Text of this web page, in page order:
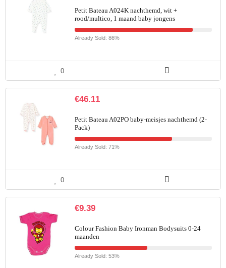
Petit Bateau A024K nachthemd, wit +
rood/multico, 1 maand baby jongens
Already Sold: 86%
0
€46.11
Petit Bateau A02PO baby-meisjes nachthemd (2-
Pack)
Already Sold: 71%
0
€9.39
Colour Fashion Baby Ironman Bodysuits 0-24
maanden
Already Sold: 53%